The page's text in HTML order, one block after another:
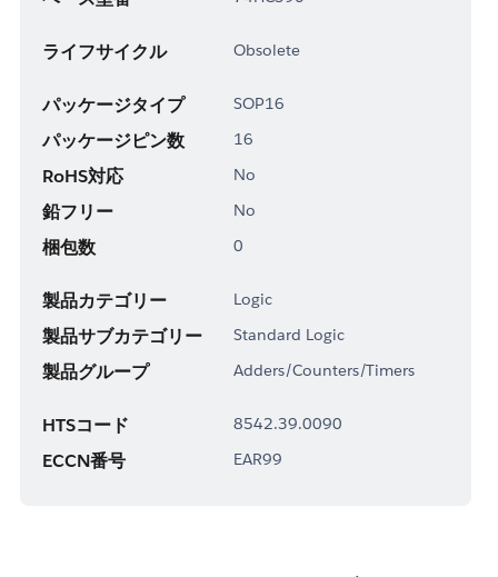
ライフサイクル Obsolete
パッケージタイプ SOP16
パッケージピン数 16
RoHS対応 No
鉛フリー No
梱包数 0
製品カテゴリー Logic
製品サブカテゴリー Standard Logic
製品グループ Adders/Counters/Timers
HTSコード 8542.39.0090
ECCN番号 EAR99